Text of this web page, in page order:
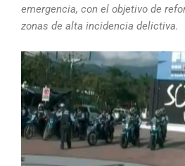
emergencia, con el objetivo de
zonas de alta incidencia delictiva.